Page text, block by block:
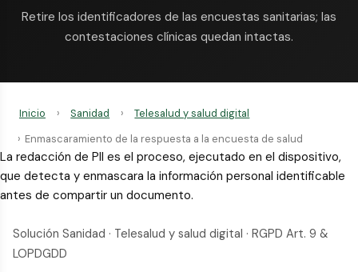
Retire los identificadores de las encuestas sanitarias; las
contestaciones clínicas quedan intactas.
Inicio › Sanidad ›
Telesalud y salud digital
› Enmascaramiento de la respuesta a la encuesta de salud
La redacción de PII es el proceso, ejecutado en el dispositivo,
que detecta y enmascara la información personal identificable
antes de compartir un documento.
Solución Sanidad · Telesalud y salud digital · RGPD Art. 9 &
LOPDGDD